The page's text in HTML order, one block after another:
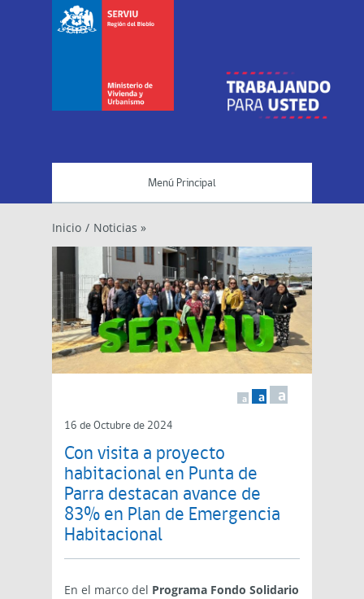
Menú Principal
Inicio / Noticias »
a a a
16 de Octubre de 2024
Con visita a proyecto
habitacional en Punta de
Parra destacan avance de
83% en Plan de Emergencia
Habitacional
En el marco del Programa Fondo Solidario